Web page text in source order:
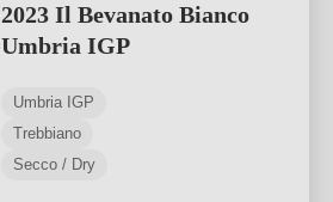
2023 Il Bevanato Bianco
Umbria IGP
Umbria IGP
Trebbiano
Secco / Dry